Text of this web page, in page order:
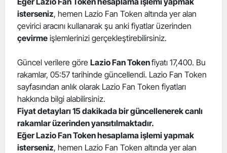
isterseniz, hemen Lazio Fan Token altında yer alan
çevirici aracını kullanarak şu anki fiyatlar üzerinden
çevirme işlemlerinizi gerçekleştirebilirsiniz.
Güncel verilere göre Lazio Fan Tokenfiyatı 17,400. Bu
rakamlar, 05:57 tarihinde güncellendi. Lazio Fan Token
sayfasından anlık olarak Lazio Fan Token fiyatları
hakkında bilgi alabilirsiniz.
Fiyat detayları 15 dakikada bir güncellenerek canlı
rakamlar üzerinden yansıtılmaktadır.
Eğer Lazio Fan Token hesaplama işlemi yapmak
isterseniz, hemen Lazio Fan Token altında yer alan